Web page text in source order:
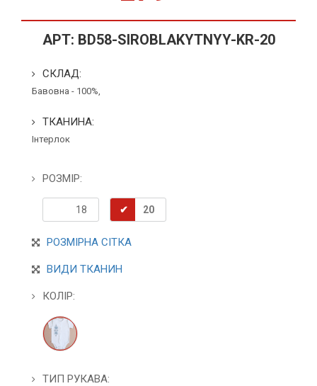
АРТ: BD58-SIROBLAKYTNYY-KR-20
СКЛАД:
Бавовна - 100%,
ТКАНИНА:
Інтерлок
РОЗМІР:
18 20
РОЗМІРНА СІТКА
ВИДИ ТКАНИН
КОЛІР:
ТИП РУКАВА: